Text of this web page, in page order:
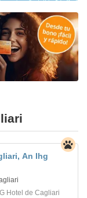
An Ihg
Hotel de Cagliari